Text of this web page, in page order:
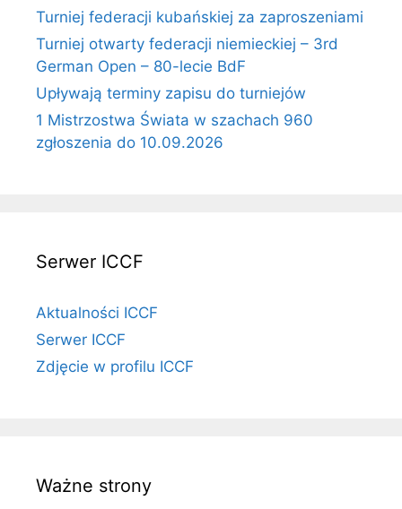
Turniej federacji kubańskiej za zaproszeniami
Turniej otwarty federacji niemieckiej – 3rd
German Open – 80-lecie BdF
Upływają terminy zapisu do turniejów
1 Mistrzostwa Świata w szachach 960
zgłoszenia do 10.09.2026
Serwer ICCF
Aktualności ICCF
Serwer ICCF
Zdjęcie w profilu ICCF
Ważne strony